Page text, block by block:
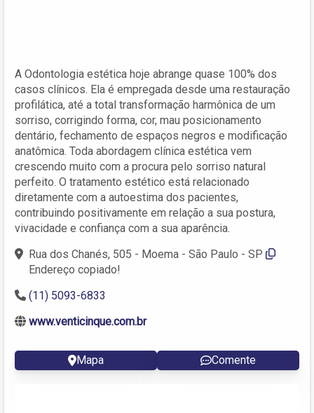
A Odontologia estética hoje abrange quase 100% dos
casos clínicos. Ela é empregada desde uma restauração
profilática, até a total transformação harmônica de um
sorriso, corrigindo forma, cor, mau posicionamento
dentário, fechamento de espaços negros e modificação
anatômica. Toda abordagem clínica estética vem
crescendo muito com a procura pelo sorriso natural
perfeito. O tratamento estético está relacionado
diretamente com a autoestima dos pacientes,
contribuindo positivamente em relação a sua postura,
vivacidade e confiança com a sua aparência.
Rua dos Chanés, 505 - Moema - São Paulo - SP
Endereço copiado!
(11) 5093-6833
www.venticinque.com.br
Mapa Comente